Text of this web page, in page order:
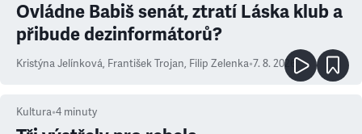
Ovládne Babiš senát, ztratí Láska klub a
přibude dezinformátorů?
Kristýna Jelínková, František Trojan, Filip Zelenka•7. 8. 2026
Kultura•4 minuty